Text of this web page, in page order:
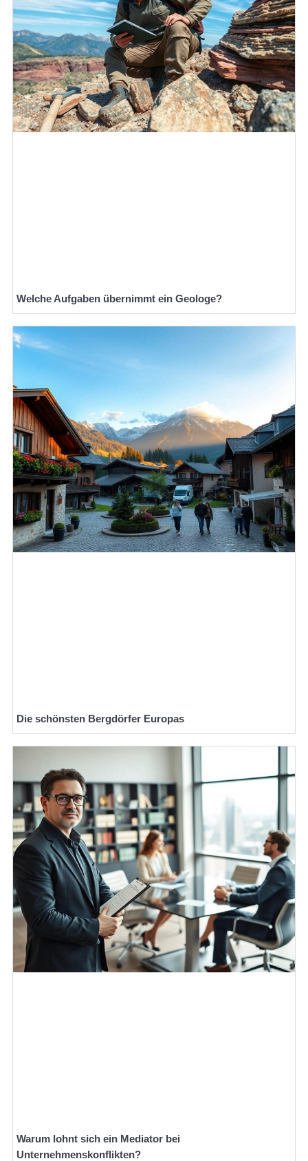
Welche Aufgaben übernimmt ein Geologe?
Die schönsten Bergdörfer Europas
Warum lohnt sich ein Mediator bei
Unternehmenskonflikten?